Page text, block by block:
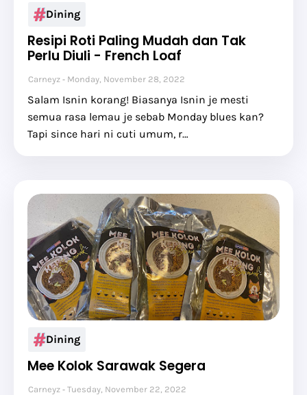
Dining
Resipi Roti Paling Mudah dan Tak
Perlu Diuli - French Loaf
Carneyz Monday, November 28, 2022
Salam Isnin korang! Biasanya Isnin je mesti
semua rasa lemau je sebab Monday blues kan?
Tapi since hari ni cuti umum, r…
Dining
Mee Kolok Sarawak Segera
Carneyz Tuesday, November 22, 2022